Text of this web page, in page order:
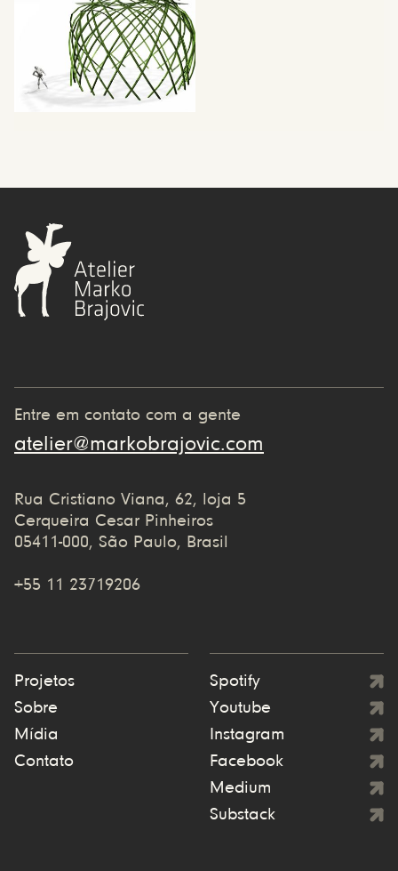
Entre em contato com a gente
atelier@markobrajovic.com
Rua Cristiano Viana, 62, loja 5
Cerqueira Cesar Pinheiros
05411-000, São Paulo, Brasil
+55 11 23719206
Projetos
Sobre
Mídia
Contato
Spotify
Youtube
Instagram
Facebook
Medium
Substack